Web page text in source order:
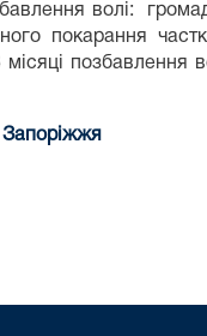
волі:
покарання
Запоріжжя